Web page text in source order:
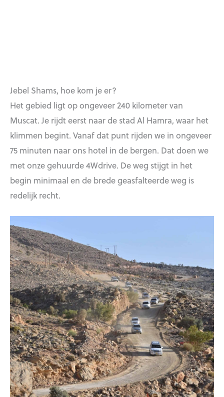
Jebel Shams, hoe kom je er?
Het gebied ligt op ongeveer 240 kilometer van
Muscat. Je rijdt eerst naar de stad Al Hamra, waar het
klimmen begint. Vanaf dat punt rijden we in ongeveer
75 minuten naar ons hotel in de bergen. Dat doen we
met onze gehuurde 4Wdrive. De weg stijgt in het
begin minimaal en de brede geasfalteerde weg is
redelijk recht.